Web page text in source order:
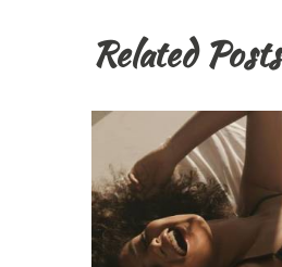
Related Posts